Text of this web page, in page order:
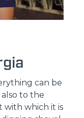
can be
to the
with which it is